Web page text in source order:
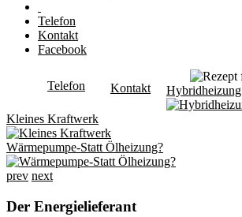
Telefon
Kontakt
Facebook
Telefon Kontakt Hybridheizung
Kleines Kraftwerk
Wärmepumpe-Statt Ölheizung?
prev next
Der Energielieferant